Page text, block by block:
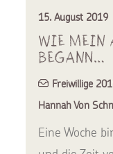
15. August 2019
Wie mein
begann…
Freiwillige
Hannah Von
Eine Woche